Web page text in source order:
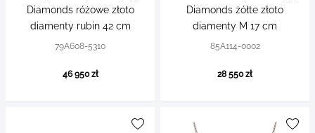
Diamonds różowe złoto
diamenty rubin 42 cm
79A608-5310
46 950 zł
Diamonds żółte złoto
diamenty M 17 cm
85A114-0002
28 550 zł